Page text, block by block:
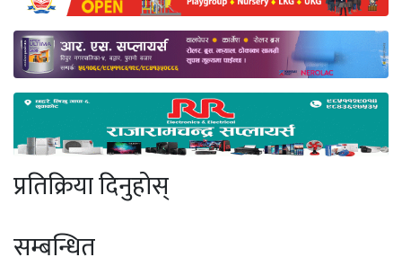
प्रतिक्रिया दिनुहोस्
सम्बन्धित